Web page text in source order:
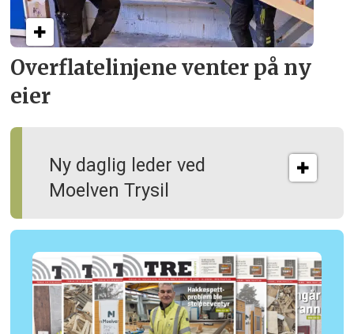
Overflate­linjene venter på ny
eier
Ny daglig leder ved
Moelven Trysil